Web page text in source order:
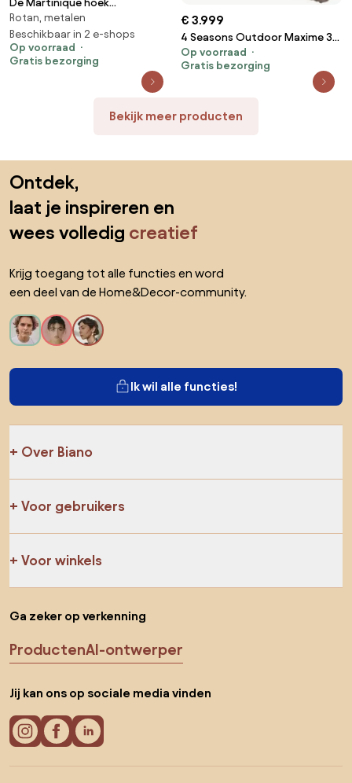
De Martinique hoek
loungebank amber XL met
knuffelhoek
Rotan, metalen
Beschikbaar in 2 e-shops
Op voorraad
Gratis bezorging
€ 3.999
4 Seasons Outdoor Maxime 3-
zits loungebank terre
Loungebank bruin
Op voorraad
Gratis bezorging
Bekijk meer producten
Ontdek,
laat je inspireren en
wees volledig creatief
Krijg toegang tot alle functies en word
een deel van de Home&Decor-community.
Ik wil alle functies!
Over Biano
Voor gebruikers
Voor winkels
Ga zeker op verkenning
ProductenAI-ontwerper
Jij kan ons op sociale media vinden